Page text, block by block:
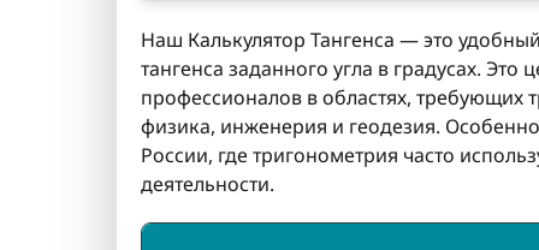
Наш Калькулятор Тангенса — это
тангенса заданного угла в градусах.
профессионалов в областях, требующих
физика, инженерия и геодезия. Особенно
России, где тригонометрия часто
деятельности.